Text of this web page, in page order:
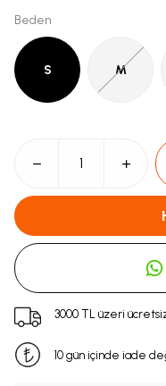
Beden
S M
3000 TL üzeri
10 gün içinde iade